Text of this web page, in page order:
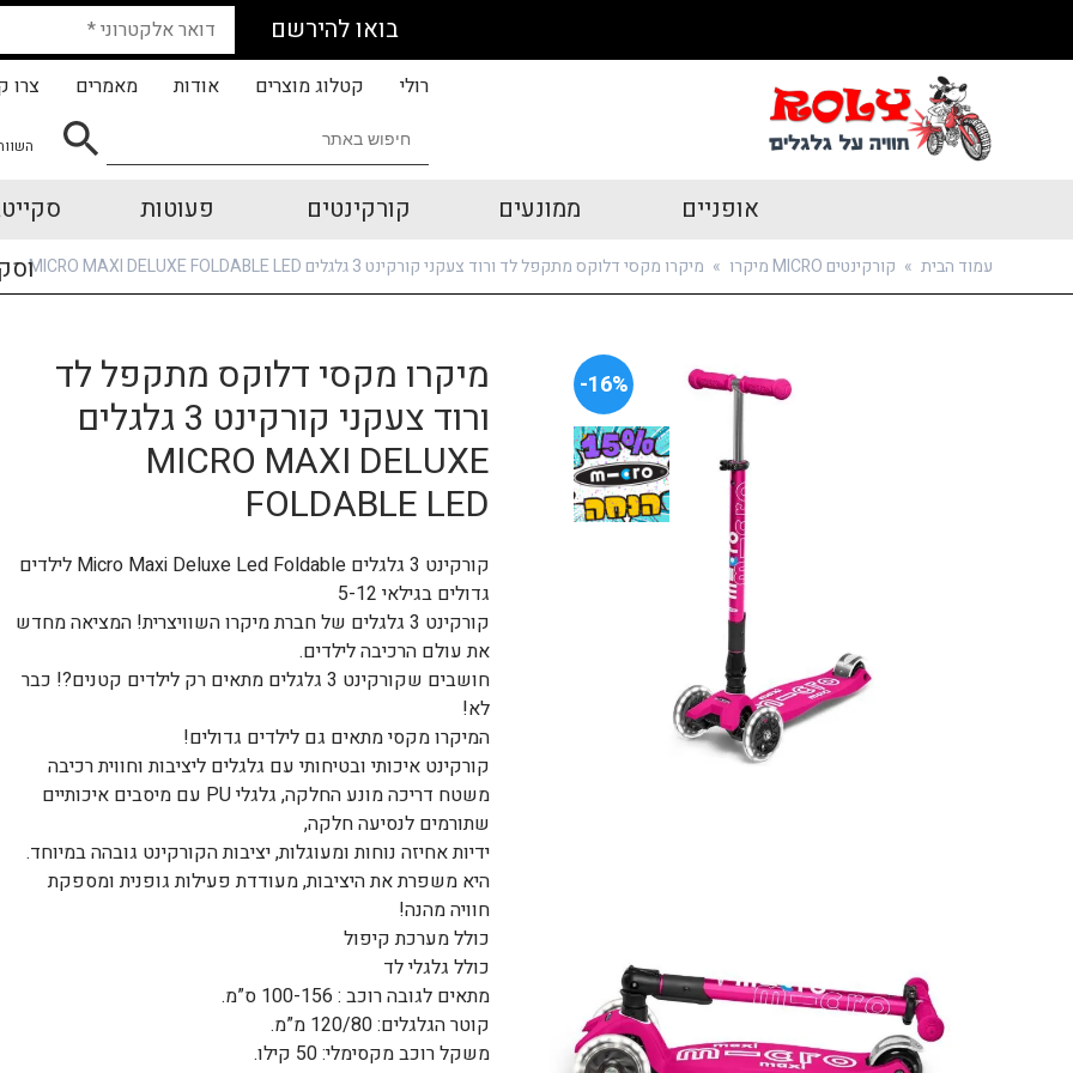
בואו להירשם
רולי קטלוג מוצרים אודות מאמרים צרו
אופניים ממונעים קורקינטים פעוטות
עמוד הבית » קורקינטים MICRO מיקרו » מיקרו מקסי דלוקס מתקפל לד ורוד צעקני קורקינט 3 גלגלים MICRO MAXI DELUXE FOLDABLE LED
16%-
מיקרו מקסי דלוקס מתקפל לד
ורוד צעקני קורקינט 3 גלגלים
MICRO MAXI DELUXE
FOLDABLE LED
קורקינט 3 גלגלים Micro Maxi Deluxe Led Foldable לילדים
גדולים בגילאי 5-12
קורקינט 3 גלגלים של חברת מיקרו השוויצרית! המציאה מחדש
את עולם הרכיבה לילדים.
חושבים שקורקינט 3 גלגלים מתאים רק לילדים קטנים?! כבר
לא!
המיקרו מקסי מתאים גם לילדים גדולים!
קורקינט איכותי ובטיחותי עם גלגלים ליציבות וחווית רכיבה
משטח דריכה מונע החלקה, גלגלי PU עם מיסבים איכותיים
שתורמים לנסיעה חלקה,
ידיות אחיזה נוחות ומעוגלות, יציבות הקורקינט גובהה במיוחד.
היא משפרת את היציבות, מעודדת פעילות גופנית ומספקת
חוויה מהנה!
כולל מערכת קיפול
כולל גלגלי לד
מתאים לגובה רוכב : 100-156 ס”מ.
קוטר הגלגלים: 120/80 מ”מ.
משקל רוכב מקסימלי: 50 קילו.